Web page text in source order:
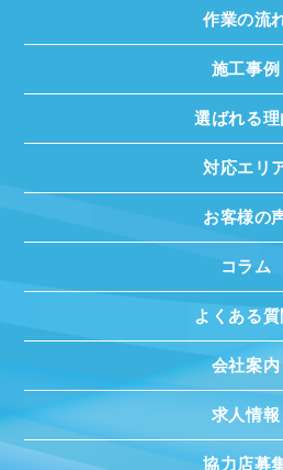
作業の流
施工事例
選ばれる理
対応エリ
お客様の
コラム
よくある質
会社案内
求人情報
協力店募